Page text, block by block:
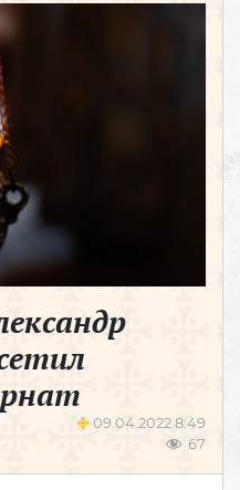
09.04.2022 8:49
67